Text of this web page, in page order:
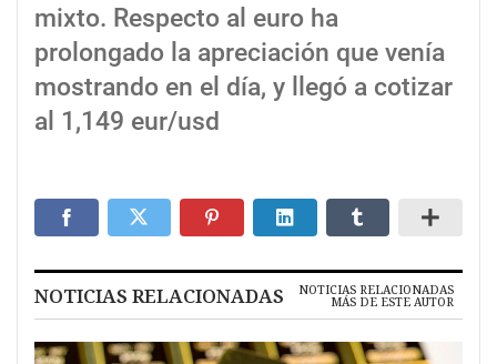
mixto. Respecto al euro ha
prolongado la apreciación que venía
mostrando en el día, y llegó a cotizar
al 1,149 eur/usd
NOTICIAS RELACIONADAS NOTICIAS RELACIONADAS
MÁS DE ESTE AUTOR